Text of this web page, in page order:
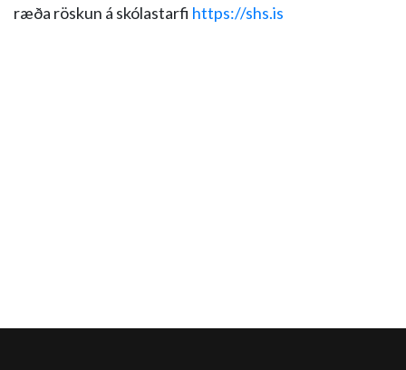
ræða röskun á skólastarfi https://shs.is